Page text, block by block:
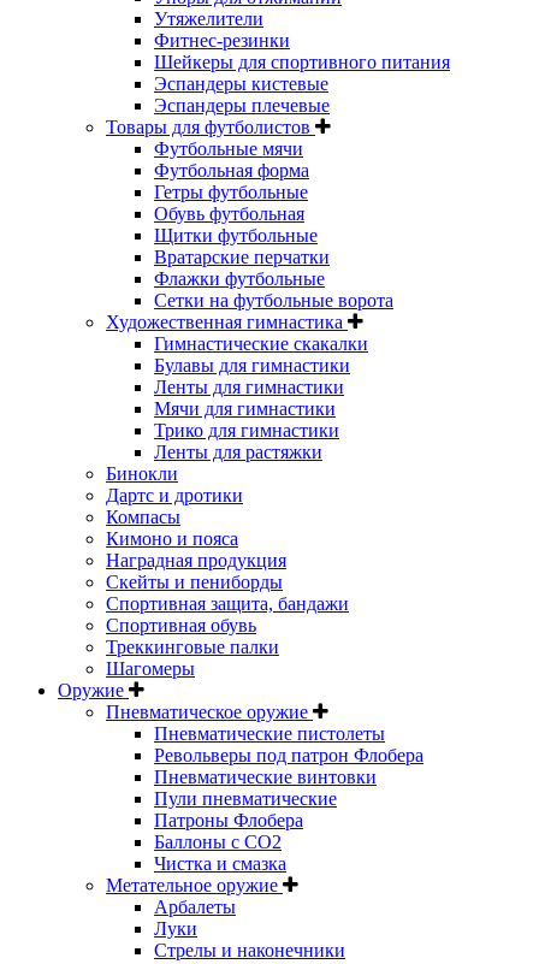
Утяжелители
Фитнес-резинки
Шейкеры для спортивного питания
Эспандеры кистевые
Эспандеры плечевые
Товары для футболистов
Футбольные мячи
Футбольная форма
Гетры футбольные
Обувь футбольная
Щитки футбольные
Вратарские перчатки
Флажки футбольные
Сетки на футбольные ворота
Художественная гимнастика
Гимнастические скакалки
Булавы для гимнастики
Ленты для гимнастики
Мячи для гимнастики
Трико для гимнастики
Ленты для растяжки
Бинокли
Дартс и дротики
Компасы
Кимоно и пояса
Наградная продукция
Скейты и пениборды
Спортивная защита, бандажи
Спортивная обувь
Треккинговые палки
Шагомеры
Оружие
Пневматическое оружие
Пневматические пистолеты
Револьверы под патрон Флобера
Пневматические винтовки
Пули пневматические
Патроны Флобера
Баллоны с CO2
Чистка и смазка
Метательное оружие
Арбалеты
Луки
Стрелы и наконечники